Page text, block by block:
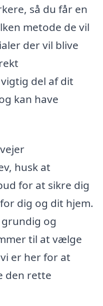
så du får en
metode de vil
der vil blive
del af dit
kan have
husk at
for at sikre dig
dig og dit hjem.
og
til at vælge
er her for at
den rette